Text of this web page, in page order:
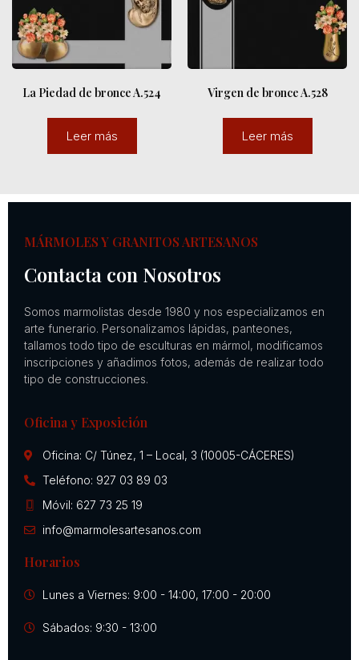
La Piedad de bronce A.524
Leer más
Virgen de bronce A.528
Leer más
MÁRMOLES Y GRANITOS ARTESANOS
Contacta con Nosotros
Somos marmolistas desde 1980 y nos especializamos en
arte funerario. Personalizamos lápidas, panteones,
tallamos todo tipo de esculturas en mármol, modificamos
inscripciones y añadimos fotos, además de realizar todo
tipo de construcciones.
Oficina y Exposición
Oficina: C/ Túnez, 1 – Local, 3 (10005-CÁCERES)
Teléfono: 927 03 89 03
Móvil: 627 73 25 19
info@marmolesartesanos.com
Horarios
Lunes a Viernes: 9:00 - 14:00, 17:00 - 20:00
Sábados: 9:30 - 13:00